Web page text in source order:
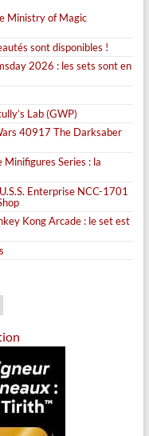
Ministry of Magic
sont disponibles !
2026 : les sets sont en
Lab (GWP)
40917 The Darksaber
Series : la
Enterprise NCC-1701
Kong Arcade : le set est